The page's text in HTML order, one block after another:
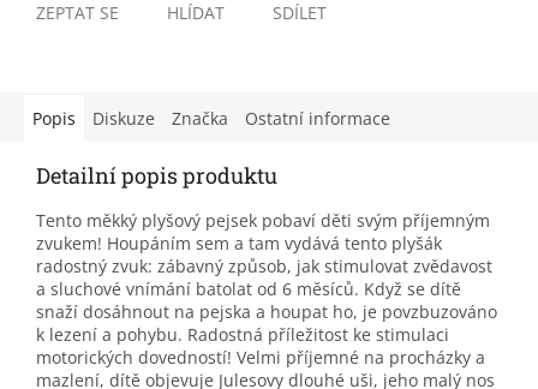
ZEPTAT SE HLÍDAT SDÍLET
Popis Diskuze Značka Ostatní informace
Detailní popis produktu
Tento měkký plyšový pejsek pobaví děti svým příjemným
zvukem! Houpáním sem a tam vydává tento plyšák
radostný zvuk: zábavný způsob, jak stimulovat zvědavost
a sluchové vnímání batolat od 6 měsíců. Když se dítě
snaží dosáhnout na pejska a houpat ho, je povzbuzováno
k lezení a pohybu. Radostná příležitost ke stimulaci
motorických dovedností! Velmi příjemné na procházky a
mazlení, dítě objevuje Julesovy dlouhé uši, jeho malý nos